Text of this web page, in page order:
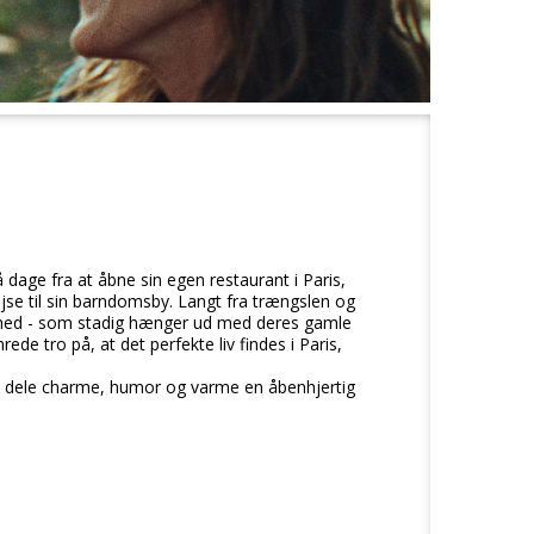
fra at åbne sin egen restaurant i Paris,
til sin barndomsby. Langt fra trængslen og
- som stadig hænger ud med deres gamle
tro på, at det perfekte liv findes i Paris,
charme, humor og varme en åbenhjertig